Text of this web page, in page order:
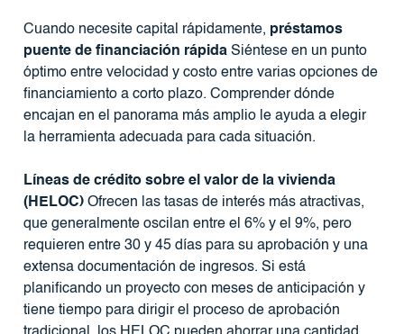
Cuando necesite capital rápidamente, préstamos
puente de financiación rápidaSiéntese en un punto
óptimo entre velocidad y costo entre varias opciones de
financiamiento a corto plazo. Comprender dónde
encajan en el panorama más amplio le ayuda a elegir
la herramienta adecuada para cada situación.
Líneas de crédito sobre el valor de la vivienda
(HELOC)Ofrecen las tasas de interés más atractivas,
que generalmente oscilan entre el 6% y el 9%, pero
requieren entre 30 y 45 días para su aprobación y una
extensa documentación de ingresos. Si está
planificando un proyecto con meses de anticipación y
tiene tiempo para dirigir el proceso de aprobación